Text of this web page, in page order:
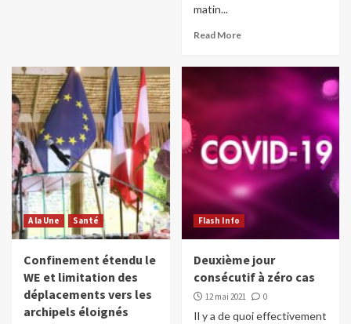
matin...
Read More
A la Une Santé
Confinement étendu le
WE et limitation des
déplacements vers les
archipels éloignés
Flash Info
Deuxième jour
consécutif à zéro cas
12 mai 2021 0
Il y a de quoi effectivement